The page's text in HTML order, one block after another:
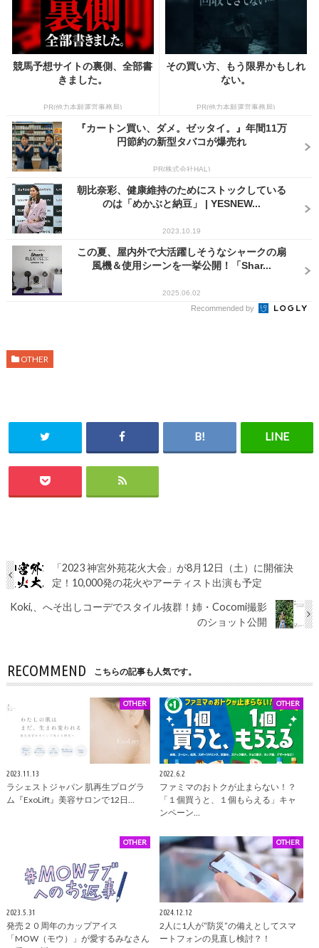
競馬予想サイトの裏側、全部書
きました。
PR(他力本願運営事務局)
その買い方、もう限界かもしれ
ない。
PR(他力本願運営事務局)
『カートン買い、ダメ。ゼッタイ。』年間11万
円節約の新型タバコが爆売れ
PR(株式会社HAL)
朝比奈彩、健康維持のためにストックしている
のは「めかぶと納豆」 | YESNEW...
2023.10.19
この夏、屋内外で大活躍しそうなシャークの扇
風機＆使用シーンを一挙公開！「Shar...
2025.06.02
Recommended by
OTHER
「2023 神宮外苑花火大会」が8月12日（土）に開催決
定！10,000発の花火やアーティスト出演も予定
Koki,、へそ出しコーデでスタイル抜群！姉・Cocomi撮影
のショット公開
RECOMMEND こちらの記事も人気です。
OTHER
2023.11.13
ラシェストジャパン 肌再生プログラ
ム『ExoLift』美容サロンで12日…
OTHER
2022.6.2
ファミマのおトクが止まらない！？
「１個買うと、１個もらえる」キャ
ンペーン…
OTHER
2023.5.31
発売２０周年のカップアイス
「MOW（モウ）」が愛するみなさん
OTHER
2024.12.12
2人に1人が“防災”の備えとしてスマ
ートフォンの見直し検討？！